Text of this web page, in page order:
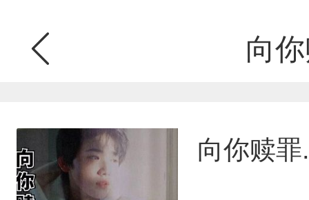
向
向你赎罪